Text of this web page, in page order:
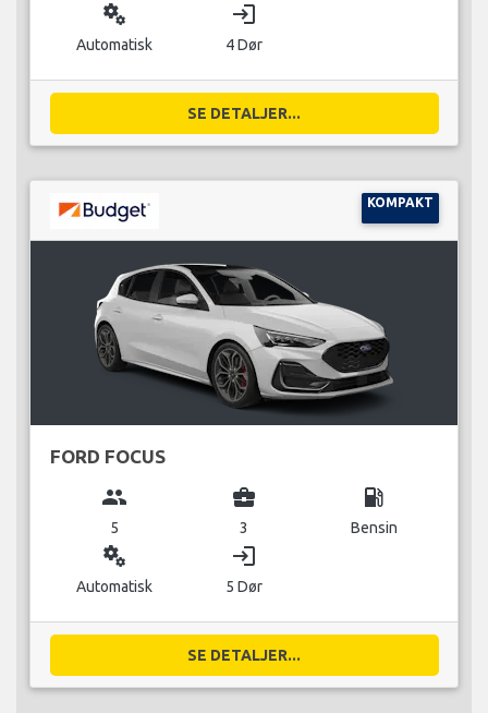
miscellaneous_services
Automatisk
login
4 Dør
SE DETALJER...
KOMPAKT
FORD FOCUS
group
5
business_center
3
local_gas_station
Bensin
miscellaneous_services
Automatisk
login
5 Dør
SE DETALJER...